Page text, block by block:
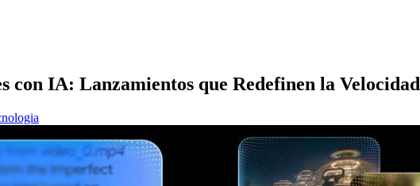
con IA: Lanzamientos que Redefinen la Velocidad